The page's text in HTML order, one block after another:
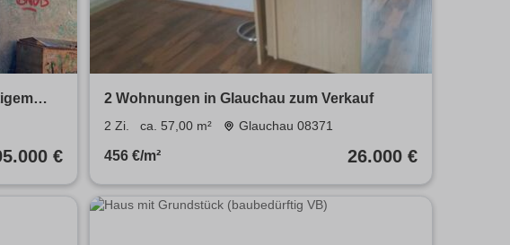
€
2 Wohnungen in Glauchau zum Verkauf
2 Zi. ca. 57,00 m² Glauchau 08371
456 €/m² 26.000 €